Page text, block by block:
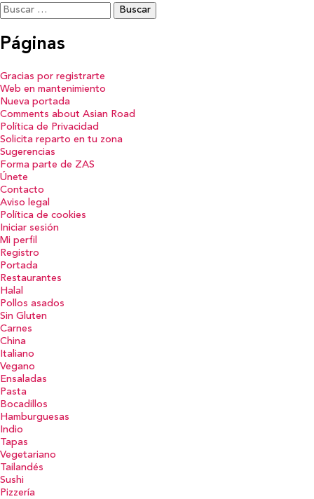
Buscar:
Páginas
Gracias por registrarte
Web en mantenimiento
Nueva portada
Comments about Asian Road
Política de Privacidad
Solicita reparto en tu zona
Sugerencias
Forma parte de ZAS
Únete
Contacto
Aviso legal
Política de cookies
Iniciar sesión
Mi perfil
Registro
Portada
Restaurantes
Halal
Pollos asados
Sin Gluten
Carnes
China
Italiano
Vegano
Ensaladas
Pasta
Bocadillos
Hamburguesas
Indio
Tapas
Vegetariano
Tailandés
Sushi
Pizzería